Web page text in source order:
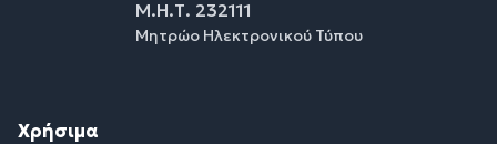
Μ.Η.Τ. 232111
Μητρώο Ηλεκτρονικού Τύπου
Χρήσιμα